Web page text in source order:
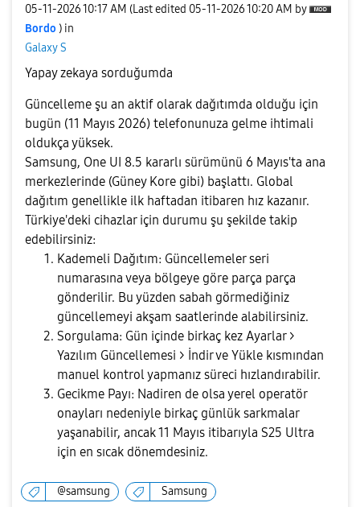
‎05-11-202610:17 AM (Last edited ‎05-11-202610:20 AM by
Bordo ) in
Galaxy S
Yapay zekaya sorduğumda
Güncelleme şu an aktif olarak dağıtımda olduğu için
bugün (11 Mayıs 2026) telefonunuza gelme ihtimali
oldukça yüksek.
Samsung, One UI 8.5 kararlı sürümünü 6 Mayıs'ta ana
merkezlerinde (Güney Kore gibi) başlattı. Global
dağıtım genellikle ilk haftadan itibaren hız kazanır.
Türkiye'deki cihazlar için durumu şu şekilde takip
edebilirsiniz:
Kademeli Dağıtım: Güncellemeler seri
numarasına veya bölgeye göre parça parça
gönderilir. Bu yüzden sabah görmediğiniz
güncellemeyi akşam saatlerinde alabilirsiniz.
Sorgulama: Gün içinde birkaç kez Ayarlar >
Yazılım Güncellemesi > İndir ve Yükle kısmından
manuel kontrol yapmanız süreci hızlandırabilir.
Gecikme Payı: Nadiren de olsa yerel operatör
onayları nedeniyle birkaç günlük sarkmalar
yaşanabilir, ancak 11 Mayıs itibarıyla S25 Ultra
için en sıcak dönemdesiniz.
@samsung Samsung